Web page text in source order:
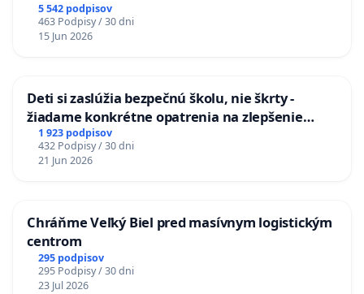
5 542 podpisov
463 Podpisy / 30 dni
15 Jun 2026
Deti si zaslúžia bezpečnú školu, nie škrty -
žiadame konkrétne opatrenia na zlepšenie
situácie v školstve
1 923 podpisov
432 Podpisy / 30 dni
21 Jun 2026
Chráňme Veľký Biel pred masívnym logistickým
centrom
295 podpisov
295 Podpisy / 30 dni
23 Jul 2026